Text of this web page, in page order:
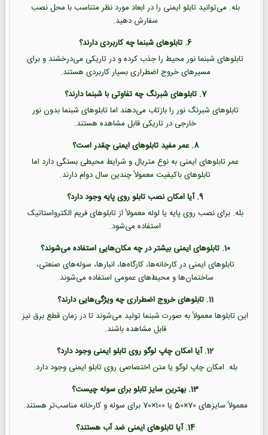
بله. می‌توانید تابلو ایمنی را در ابعاد مورد نظر متناسب با محل نصب
سفارش دهید.
6. تابلوهای شبنما چه کاربردی دارند؟
تابلوهای شبنما نور محیط را جذب کرده و در تاریکی می‌درخشند و برای
مسیرهای خروج اضطراری بسیار کاربردی هستند.
7. تابلوهای شبرنگ چه تفاوتی با شبنما دارند؟
تابلوهای شبرنگ نور را بازتاب می‌دهند اما تابلوهای شبنما بدون نور
خارجی در تاریکی قابل مشاهده هستند.
8. عمر مفید تابلوهای ایمنی چقدر است؟
عمر تابلوهای ایمنی به نوع متریال و شرایط محیطی بستگی دارد اما
تابلوهای باکیفیت معمولاً چندین سال دوام دارند.
9. آیا امکان نصب تابلو روی پایه وجود دارد؟
بله. برای نصب روی پایه یا لوله معمولاً از تابلوهای فریم الکترواستاتیک
استفاده می‌شود.
10. تابلوهای ایمنی بیشتر در چه مکان‌هایی استفاده می‌شوند؟
تابلوهای ایمنی در کارخانه‌ها، کارگاه‌ها، انبارها، سوله‌های صنعتی،
ساختمان‌ها و محیط‌های عمومی استفاده می‌شوند.
11. تابلوهای خروج اضطراری چه ویژگی‌هایی دارند؟
این تابلوها معمولاً به صورت شبنما تولید می‌شوند تا در زمان قطع برق نیز
قابل مشاهده باشند.
12. آیا امکان چاپ لوگو روی تابلو ایمنی وجود دارد؟
بله. امکان چاپ لوگو یا متن اختصاصی روی تابلو ایمنی وجود دارد.
13. بهترین سایز تابلو برای سوله چیست؟
معمولاً سایزهای 70×50 یا 100×70 برای سوله و کارخانه مناسب‌تر هستند.
14. آیا تابلوهای ایمنی ضد آب هستند؟